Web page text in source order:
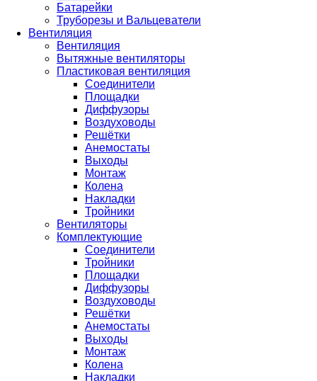
Батарейки
Труборезы и Вальцеватели
Вентиляция
Вентиляция
Вытяжные вентиляторы
Пластиковая вентиляция
Соединители
Площадки
Диффузоры
Воздуховоды
Решётки
Анемостаты
Выходы
Монтаж
Колена
Накладки
Тройники
Вентиляторы
Комплектующие
Соединители
Тройники
Площадки
Диффузоры
Воздуховоды
Решётки
Анемостаты
Выходы
Монтаж
Колена
Накладки